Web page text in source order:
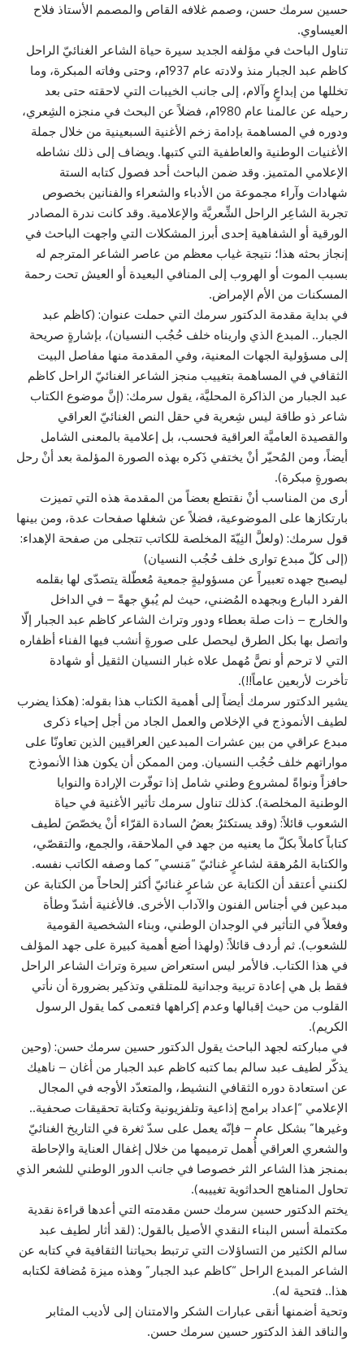
حسين سرمك حسن، وصمم غلافه القاص والمصمم الأستاذ فلاح
العيساوي.
تناول الباحث في مؤلفه الجديد سيرة حياة الشاعر الغنائيّ الراحل
كاظم عبد الجبار منذ ولادته عام 1937م، وحتى وفاته المبكرة، وما
تخللها من إبداعٍ وآلام، إلى جانب الخيبات التي لاحقته حتى بعد
رحيله عن عالمنا عام 1980م، فضلاً عن البحث في منجزه الشِعري،
ودوره في المساهمة بإدامة زخم الأغنية السبعينية من خلال جملة
الأغنيات الوطنية والعاطفية التي كتبها. ويضاف إلى ذلك نشاطه
الإعلامي المتميز. وقد ضمن الباحث أحد فصول كتابه الستة
شهادات وآراء مجموعة من الأدباء والشعراء والفنانين بخصوص
تجربة الشاعِر الراحل الشِّعريَّة والإعلامية. وقد كانت ندرة المصادر
الورقية أو الشفاهية إحدى أبرز المشكلات التي واجهت الباحث في
إنجاز بحثه هذا؛ نتيجة غياب معظم من عاصر الشاعر المترجم له
بسبب الموت أو الهروب إلى المنافي البعيدة أو العيش تحت رحمة
المسكنات من الأم الإمراض.
في بداية مقدمة الدكتور سرمك التي حملت عنوان: (كاظم عبد
الجبار.. المبدع الذي واريناه خلف حُجُب النسيان)، بإشارةٍ صريحة
إلى مسؤولية الجهات المعنية، وفي المقدمة منها مفاصل البيت
الثقافي في المساهمة بتغييب منجز الشاعر الغنائيّ الراحل كاظم
عبد الجبار من الذاكرة المحليَّة، يقول سرمك: (إنَّ موضوع الكتاب
شاعر ذو طاقة ليس شِعرية في حقل النص الغنائيّ العراقي
والقصيدة العاميَّة العراقية فحسب، بل إعلامية بالمعنى الشامل
أيضاً، ومن المُحيّر أنْ يختفي ذَكره بهذه الصورة المؤلمة بعد أنْ رحل
بصورةٍ مبكرة).
أرى من المناسب أنْ نقتطع بعضاً من المقدمة هذه التي تميزت
بارتكازها على الموضوعية، فضلاً عن شغلها صفحات عدة، ومن بينها
قول سرمك: (ولعلَّ النِيّةَ المخلصة للكاتب تتجلى من صفحة الإهداء:
(إلى كلّ مبدع توارى خلف حُجُب النسيان)
ليصبح جهده تعبيراً عن مسؤوليةٍ جمعية مُعطّلة يتصدّى لها بقلمه
الفرد البارع وبجهده المُضني، حيث لم يُبقِ جهةً – في الداخل
والخارج – ذات صلة بعطاء ودور وتراث الشاعر كاظم عبد الجبار إلّا
واتصل بها بكل الطرق ليحصل على صورةٍ أنشب فيها الفناء أظفاره
التي لا ترحم أو نصًّ مُهمل علاه غبار النسيان الثقيل أو شهادة
تأخرت لأربعين عاماً!!).
يشير الدكتور سرمك أيضاً إلى أهمية الكتاب هذا بقوله: (هكذا يضرب
لطيف الأنموذج في الإخلاص والعمل الجاد من أجل إحياء ذكرى
مبدع عراقي من بين عشرات المبدعين العراقيين الذين تعاونّا على
مواراتهم خلف حُجُب النسيان. ومن الممكن أن يكون هذا الأنموذج
حافزاً ونواةً لمشروع وطني شامل إذا توفّرت الإرادة والنوايا
الوطنية المخلصة). كذلك تناول سرمك تأثير الأغنية في حياة
الشعوب قائلاً: (وقد يستكثرُ بعضُ السادة القرّاء أنْ يخصّصَ لطيف
كتاباً كاملاً بكلّ ما يعنيه من جهد في الملاحقة، والجمع، والتقصّي،
والكتابة المُرهقة لشاعرٍ غنائيّ “مَنسي” كما وصفه الكاتب نفسه.
لكنني أعتقد أن الكتابة عن شاعرٍ غنائيّ أكثر إلحاحاً من الكتابة عن
مبدعين في أجناس الفنون والآداب الأخرى. فالأغنية أشدّ وطأة
وفعلاً في التأثير في الوجدان الوطني، وبناء الشخصية القومية
للشعوب). ثم أردف قائلاً: (ولهذا أضع أهمية كبيرة على جهد المؤلف
في هذا الكتاب. فالأمر ليس استعراض سيرة وتراث الشاعر الراحل
فقط بل هي إعادة تربية وجدانية للمتلقي وتذكير بضرورة أن نأتي
القلوب من حيث إقبالها وعدم إكراهها فتعمى كما يقول الرسول
الكريم).
في مباركته لجهد الباحث يقول الدكتور حسين سرمك حسن: (وحين
يذكّر لطيف عبد سالم بما كتبه كاظم عبد الجبار من أغان – ناهيك
عن استعادة دوره الثقافي النشيط، والمتعدّد الأوجه في المجال
الإعلامي “إعداد برامج إذاعية وتلفزيونية وكتابة تحقيقات صحفية..
وغيرها” بشكل عام – فإنّه يعمل على سدّ ثغرة في التاريخ الغنائيّ
والشعري العراقي أُهمل ترميمها من خلال إغفال العناية والإحاطة
بمنجز هذا الشاعر الثر خصوصا في جانب الدور الوطني للشعر الذي
تحاول المناهج الحداثوية تغييبه).
يختم الدكتور حسين سرمك حسن مقدمته التي أعدها قراءة نقدية
مكتملة أسس البناء النقدي الأصيل بالقول: (لقد أثار لطيف عبد
سالم الكثير من التساؤلات التي ترتبط بحياتنا الثقافية في كتابه عن
الشاعر المبدع الراحل “كاظم عبد الجبار” وهذه ميزة مُضافة لكتابه
هذا.. فتحية له).
وتحية أضمنها أنقى عبارات الشكر والامتنان إلى لأديب المثابر
والناقد الفذ الدكتور حسين سرمك حسن.